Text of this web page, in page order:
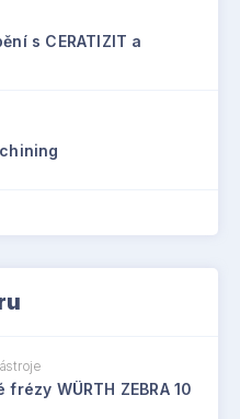
s CERATIZIT a
WÜRTH ZEBRA 10